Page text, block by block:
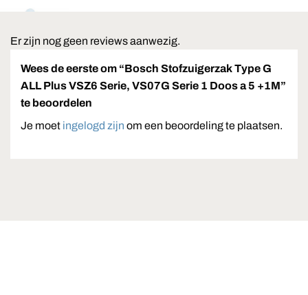
Er zijn nog geen reviews aanwezig.
Wees de eerste om “Bosch Stofzuigerzak Type G
ALL Plus VSZ6 Serie, VS07G Serie 1 Doos a 5 +1M”
te beoordelen
Je moet ingelogd zijn om een beoordeling te plaatsen.